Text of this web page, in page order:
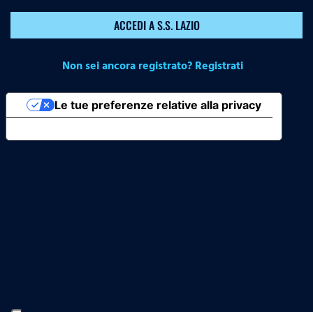
ACCEDI A S.S. LAZIO
Non sei ancora registrato? Registrati
Le tue preferenze relative alla privacy